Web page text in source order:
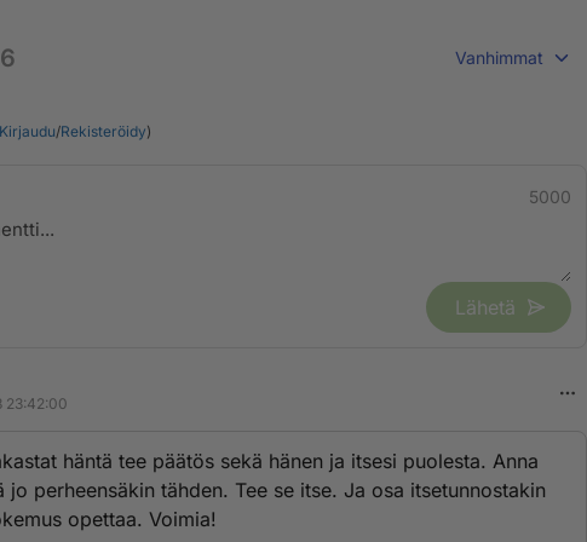
6 Vanhimmat
Kirjaudu/Rekisteröidy)
5000
Lähetä
23:42:00
häntä tee päätös sekä hänen ja itsesi puolesta. Anna
jo perheensäkin tähden. Tee se itse. Ja osa itsetunnostakin
opettaa. Voimia!